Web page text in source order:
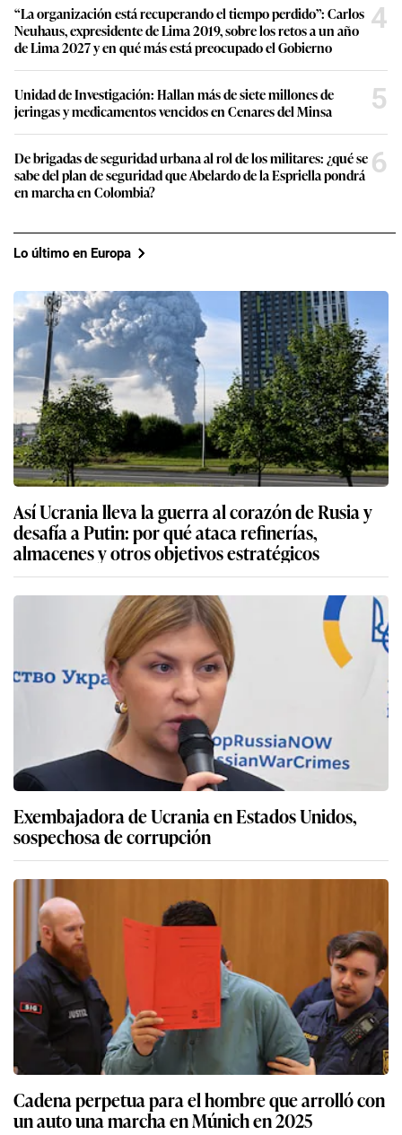
“La organización está recuperando el tiempo perdido”: Carlos
Neuhaus, expresidente de Lima 2019, sobre los retos a un año
de Lima 2027 y en qué más está preocupado el Gobierno
4
Unidad de Investigación: Hallan más de siete millones de
jeringas y medicamentos vencidos en Cenares del Minsa
5
De brigadas de seguridad urbana al rol de los militares: ¿qué se
sabe del plan de seguridad que Abelardo de la Espriella pondrá
en marcha en Colombia?
6
Lo último en Europa
Así Ucrania lleva la guerra al corazón de Rusia y
desafía a Putin: por qué ataca refinerías,
almacenes y otros objetivos estratégicos
Exembajadora de Ucrania en Estados Unidos,
sospechosa de corrupción
Cadena perpetua para el hombre que arrolló con
un auto una marcha en Múnich en 2025